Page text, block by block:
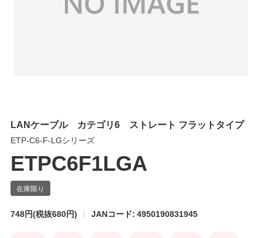
LANケーブル カテゴリ6 ストレート フラットタイプ
ETP-C6-F-LGシリーズ
ETPC6F1LGA
748円(税抜680円) JANコード: 4950190831945